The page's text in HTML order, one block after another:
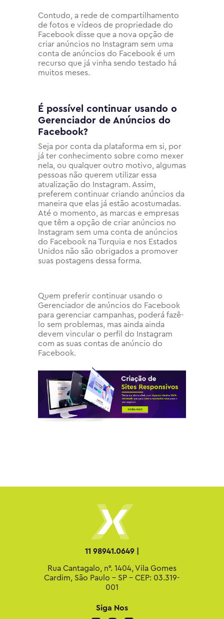
Contudo, a rede de compartilhamento
de fotos e vídeos de propriedade do
Facebook disse que a nova opção de
criar anúncios no Instagram sem uma
conta de anúncios do Facebook é um
recurso que já vinha sendo testado há
muitos meses.
É possível continuar usando o
Gerenciador de Anúncios do
Facebook?
Seja por conta da plataforma em si, por
já ter conhecimento sobre como mexer
nela, ou qualquer outro motivo, algumas
pessoas não querem utilizar essa
atualização do Instagram. Assim,
preferem continuar criando anúncios da
maneira que elas já estão acostumadas.
Até o momento, as marcas e empresas
que têm a opção de criar anúncios no
Instagram sem uma conta de anúncios
do Facebook na Turquia e nos Estados
Unidos não são obrigados a promover
suas postagens dessa forma.
Quem preferir continuar usando o
Gerenciador de anúncios do Facebook
para gerenciar campanhas, poderá fazê-
lo sem problemas, mas ainda ainda
devem vincular o perfil do Instagram
com as suas contas de anúncio do
Facebook.
11 98941.0649 |
Rua Cantagalo, n°. 1404, Vila Gomes
Cardim, São Paulo - SP - CEP: 03.319-
001
Siga Nos